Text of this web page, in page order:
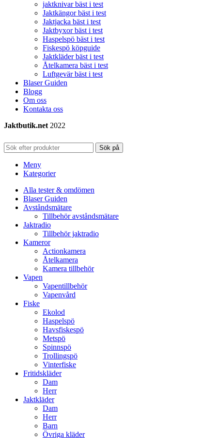
jaktknivar bäst i test
Jaktkängor bäst i test
Jaktjacka bäst i test
Jaktbyxor bäst i test
Haspelspö bäst i test
Fiskespö köpguide
Jaktkläder bäst i test
Åtelkamera bäst i test
Luftgevär bäst i test
Blaser Guiden
Blogg
Om oss
Kontakta oss
Jaktbutik.net 2022
Sök på
Meny
Kategorier
Alla tester & omdömen
Blaser Guiden
Avståndsmätare
Tillbehör avståndsmätare
Jaktradio
Tillbehör jaktradio
Kameror
Actionkamera
Åtelkamera
Kamera tillbehör
Vapen
Vapentillbehör
Vapenvård
Fiske
Ekolod
Haspelspö
Havsfiskespö
Metspö
Spinnspö
Trollingspö
Vinterfiske
Fritidskläder
Dam
Herr
Jaktkläder
Dam
Herr
Barn
Övriga kläder